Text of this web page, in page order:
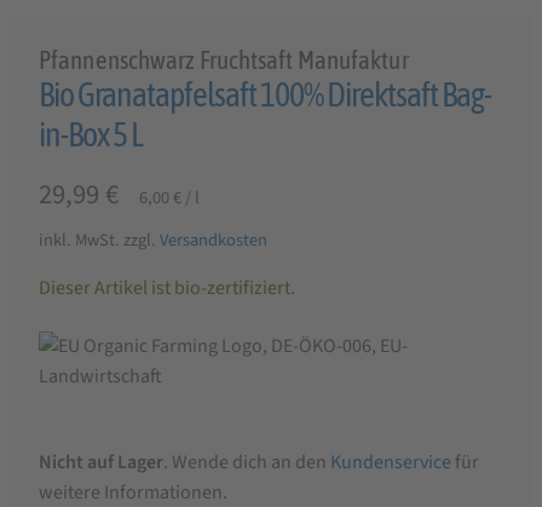
Pfannenschwarz Fruchtsaft Manufaktur
Bio Granatapfelsaft 100% Direktsaft Bag-
in-Box 5 L
29,99 € 6,00 €/l
inkl. MwSt. zzgl. Versandkosten
Dieser Artikel ist bio-zertifiziert.
Nicht auf Lager. Wende dich an den Kundenservice für
weitere Informationen.